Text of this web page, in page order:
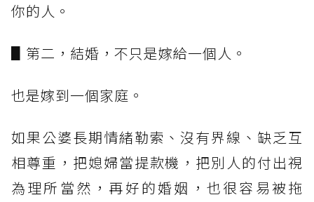
你的人。
▋第二，結婚，不只是嫁給一個人。
也是嫁到一個家庭。
如果公婆長期情緒勒索、沒有界線、缺乏互
相尊重，把媳婦當提款機，把別人的付出視
為理所當然，再好的婚姻，也很容易被拖